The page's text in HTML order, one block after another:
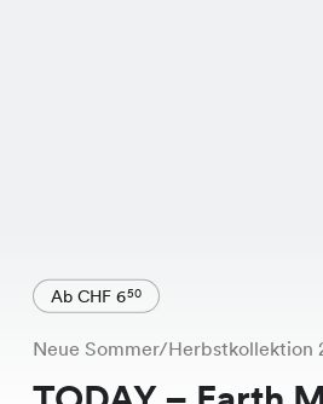
Ab CHF 650
Neue Sommer/Herbstkollektion